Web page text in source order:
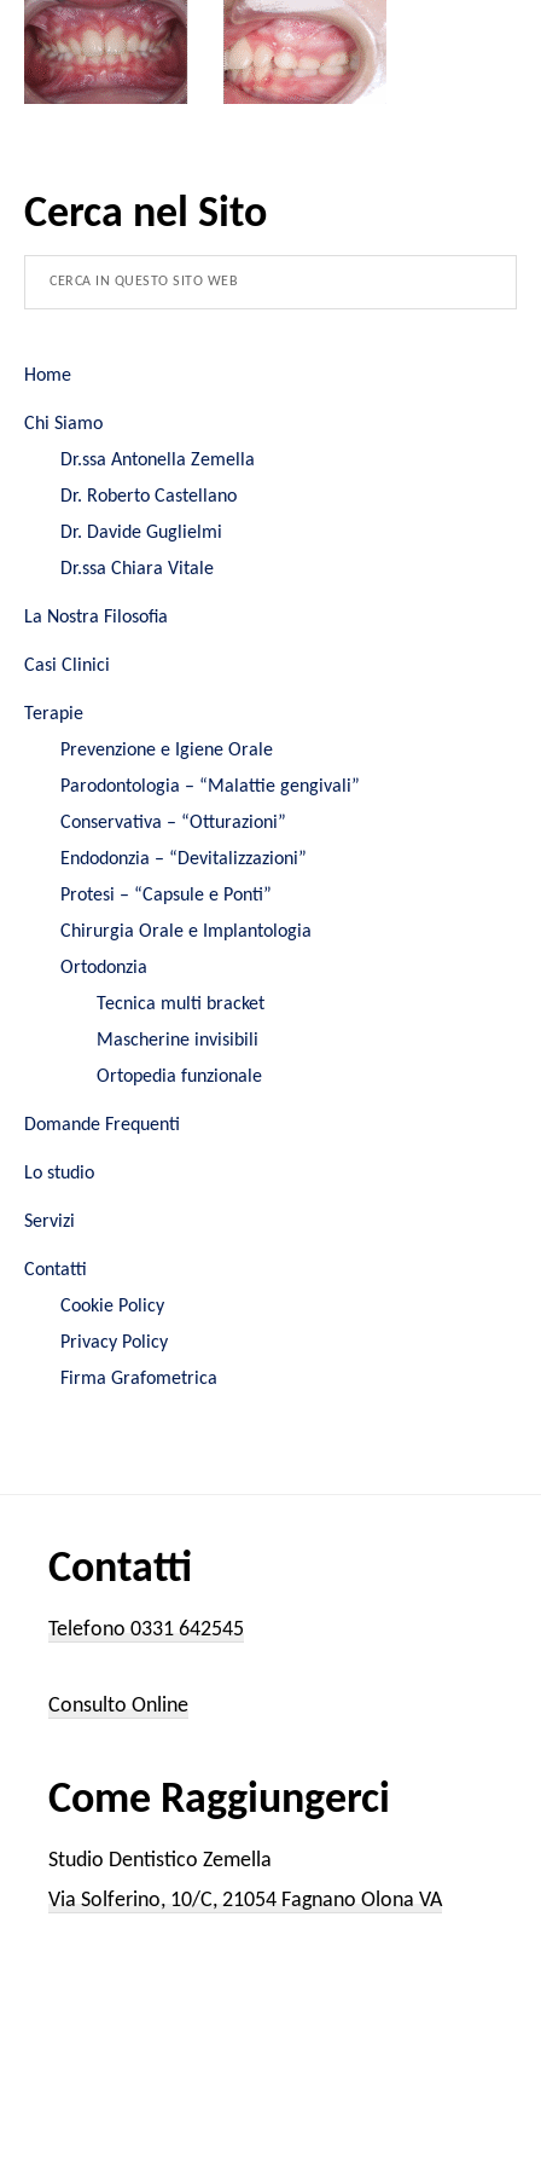
Cerca nel Sito
Home
Chi Siamo
Dr.ssa Antonella Zemella
Dr. Roberto Castellano
Dr. Davide Guglielmi
Dr.ssa Chiara Vitale
La Nostra Filosofia
Casi Clinici
Terapie
Prevenzione e Igiene Orale
Parodontologia – “Malattie gengivali”
Conservativa – “Otturazioni”
Endodonzia – “Devitalizzazioni”
Protesi – “Capsule e Ponti”
Chirurgia Orale e Implantologia
Ortodonzia
Tecnica multi bracket
Mascherine invisibili
Ortopedia funzionale
Domande Frequenti
Lo studio
Servizi
Contatti
Cookie Policy
Privacy Policy
Firma Grafometrica
Contatti
Telefono 0331 642545
Consulto Online
Come Raggiungerci
Studio Dentistico Zemella
Via Solferino, 10/C, 21054 Fagnano Olona VA